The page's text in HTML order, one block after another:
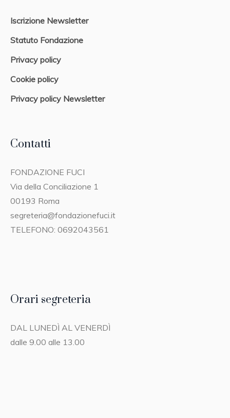
Iscrizione Newsletter
Statuto Fondazione
Privacy policy
Cookie policy
Privacy policy Newsletter
Contatti
FONDAZIONE FUCI
Via della Conciliazione 1
00193 Roma
segreteria@fondazionefuci.it
TELEFONO: 0692043561
Orari segreteria
DAL LUNEDÌ AL VENERDÌ
dalle 9.00 alle 13.00